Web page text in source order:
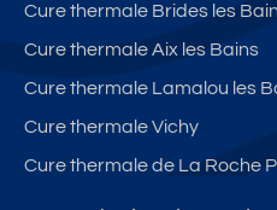
Cure thermale Brides les
Cure thermale Aix les Bains
Cure thermale Lamalou les
Cure thermale Vichy
Cure thermale de La Roche